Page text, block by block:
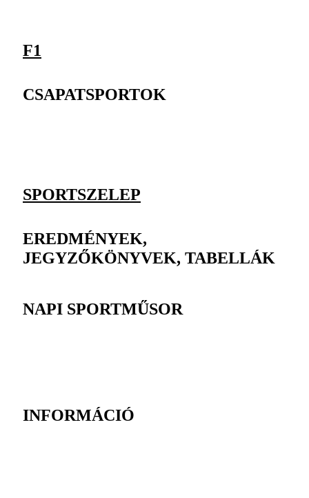
F1
CSAPATSPORTOK
SPORTSZELEP
EREDMÉNYEK,
JEGYZŐKÖNYVEK, TABELLÁK
NAPI SPORTMŰSOR
INFORMÁCIÓ